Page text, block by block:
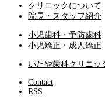
クリニックについて
院長・スタッフ紹介
小児歯科・予防歯科
小児矯正・成人矯正
いたや歯科クリニッ
Contact
RSS